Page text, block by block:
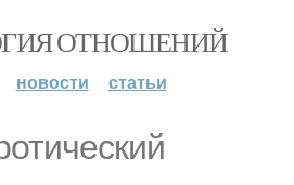
ОТНОШЕНИЙ
новости статьи